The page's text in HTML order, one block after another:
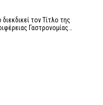
τον Τίτλο της
Γαστρονομίας…